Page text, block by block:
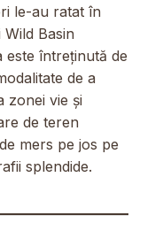
le-au ratat în
Wild Basin
este întreținută de
de a
zonei vie și
de teren
mers pe jos pe
splendide.